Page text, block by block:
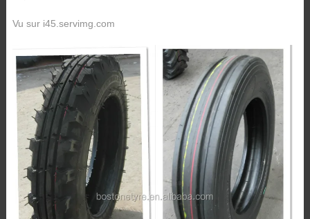
Vu sur i45.servimg.com